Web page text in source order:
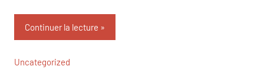
Continuer la lecture
Uncategorized